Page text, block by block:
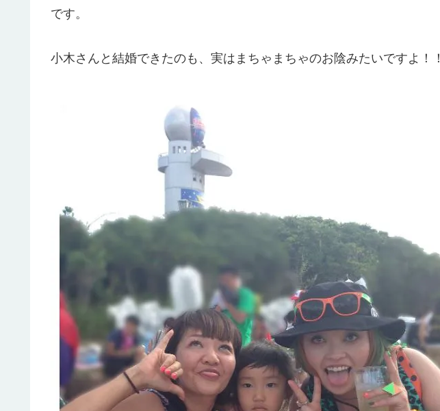
です。
小木さんと結婚できたのも、実はまちゃまちゃのお陰みたいですよ！！